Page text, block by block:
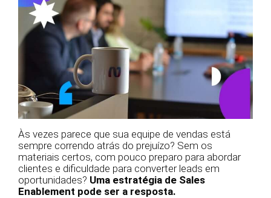
Às vezes parece que sua equipe de vendas está
sempre correndo atrás do prejuízo? Sem os
materiais certos, com pouco preparo para abordar
clientes e dificuldade para converter leads em
oportunidades? Uma estratégia de Sales
Enablement pode ser a resposta.